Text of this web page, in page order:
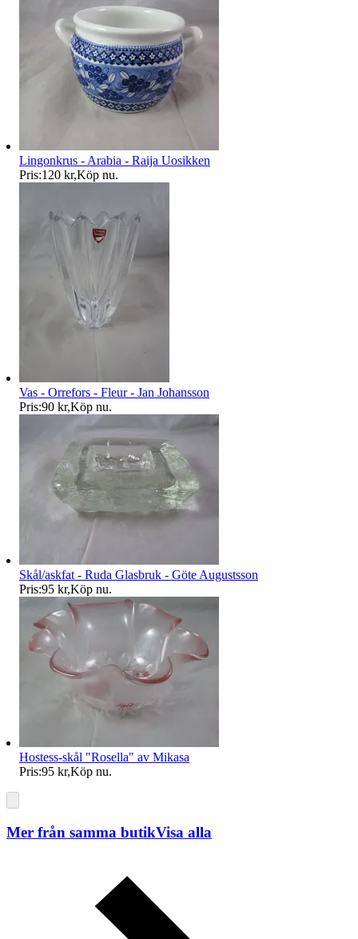
Lingonkrus - Arabia - Raija Uosikken
Pris:120 kr,Köp nu.
Vas - Orrefors - Fleur - Jan Johansson
Pris:90 kr,Köp nu.
Skål/askfat - Ruda Glasbruk - Göte Augustsson
Pris:95 kr,Köp nu.
Hostess-skål "Rosella" av Mikasa
Pris:95 kr,Köp nu.
Mer från samma butikVisa alla